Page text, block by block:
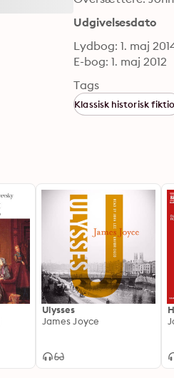
Udgivelsesdato
Lydbog: 1. maj
E-bog: 1. maj 2012
Tags
Klassisk historisk
Ulysses
James Joyce